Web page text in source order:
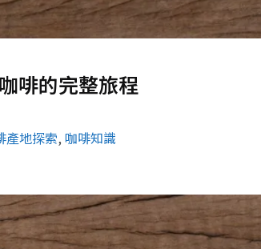
啡的完整旅程
產地探索, 咖啡知識